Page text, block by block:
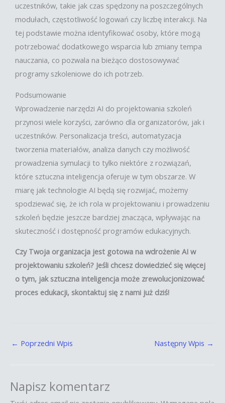
uczestników, takie jak czas spędzony na poszczególnych
modułach, częstotliwość logowań czy liczbę interakcji. Na
tej podstawie można identyfikować osoby, które mogą
potrzebować dodatkowego wsparcia lub zmiany tempa
nauczania, co pozwala na bieżąco dostosowywać
programy szkoleniowe do ich potrzeb.
Podsumowanie
Wprowadzenie narzędzi AI do projektowania szkoleń
przynosi wiele korzyści, zarówno dla organizatorów, jak i
uczestników. Personalizacja treści, automatyzacja
tworzenia materiałów, analiza danych czy możliwość
prowadzenia symulacji to tylko niektóre z rozwiązań,
które sztuczna inteligencja oferuje w tym obszarze. W
miarę jak technologie AI będą się rozwijać, możemy
spodziewać się, że ich rola w projektowaniu i prowadzeniu
szkoleń będzie jeszcze bardziej znacząca, wpływając na
skuteczność i dostępność programów edukacyjnych.
Czy Twoja organizacja jest gotowa na wdrożenie AI w
projektowaniu szkoleń? Jeśli chcesz dowiedzieć się więcej
o tym, jak sztuczna inteligencja może zrewolucjonizować
proces edukacji, skontaktuj się z nami już dziś!
← Poprzedni Wpis Następny Wpis →
Napisz komentarz